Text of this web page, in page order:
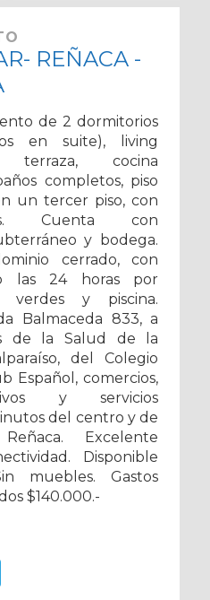
REÑACA -
de 2 dormitorios
en suite), living
cocina
completos, piso
un tercer piso, con
Cuenta con
y bodega.
cerrado, con
las 24 horas por
verdes y piscina.
Balmaceda 833, a
de la Salud de la
del Colegio
Español, comercios,
y servicios
del centro y de
Excelente
Disponible
muebles. Gastos
$140.000.-
Telegram